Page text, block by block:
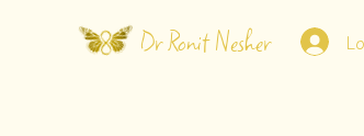
Dr Ronit Nesher